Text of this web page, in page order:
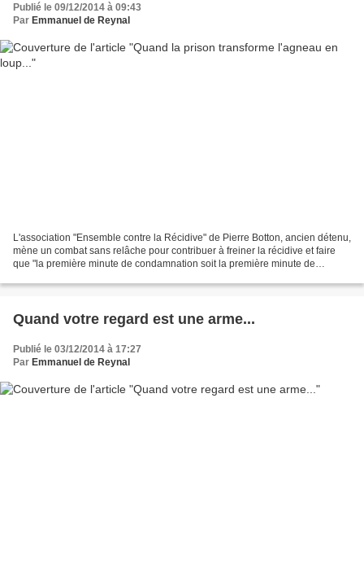
Publié le 09/12/2014 à 09:43
Par Emmanuel de Reynal
L'association "Ensemble contre la Récidive" de Pierre Botton, ancien détenu,
mène un combat sans relâche pour contribuer à freiner la récidive et faire
que "la première minute de condamnation soit la première minute de
Quand votre regard est une arme...
Publié le 03/12/2014 à 17:27
Par Emmanuel de Reynal